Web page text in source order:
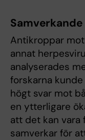
Antikroppar
annat
analyserades
forskarna
högt svar mot
en ytterligare
att det kan
samverkar för